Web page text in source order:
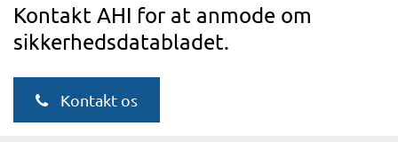
Kontakt AHI for at anmode om
sikkerhedsdatabladet.
Kontakt os